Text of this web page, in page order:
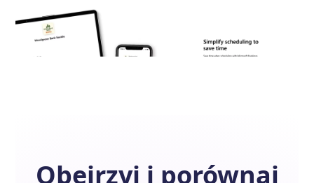
Obejrzyj i porównaj